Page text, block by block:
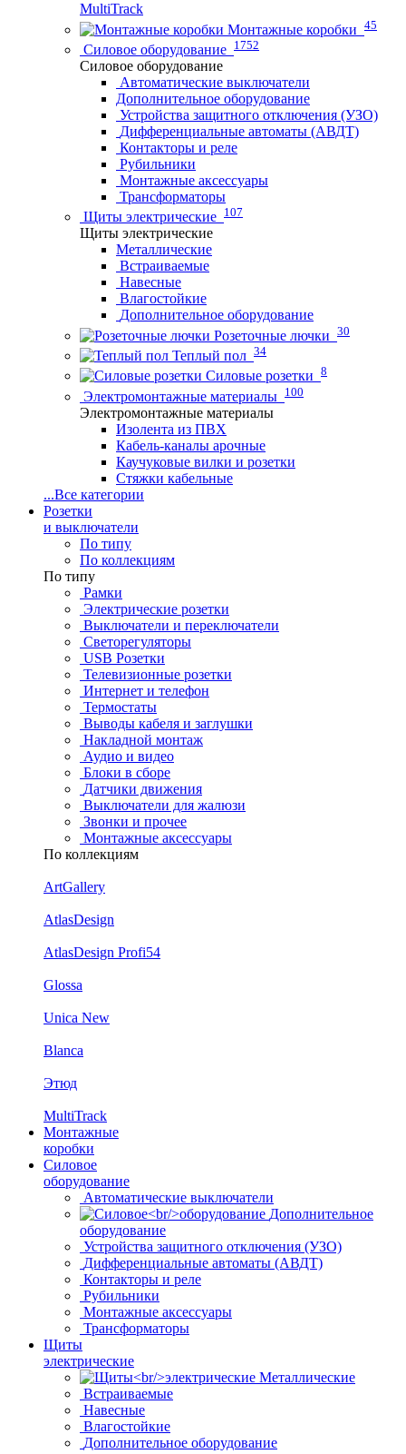
MultiTrack
Монтажные коробки 45
Силовое оборудование 1752
Силовое оборудование
Автоматические выключатели
Дополнительное оборудование
Устройства защитного отключения (УЗО)
Дифференциальные автоматы (АВДТ)
Контакторы и реле
Рубильники
Монтажные аксессуары
Трансформаторы
Щиты электрические 107
Щиты электрические
Металлические
Встраиваемые
Навесные
Влагостойкие
Дополнительное оборудование
Розеточные лючки 30
Теплый пол 34
Силовые розетки 8
Электромонтажные материалы 100
Электромонтажные материалы
Изолента из ПВХ
Кабель-каналы арочные
Каучуковые вилки и розетки
Стяжки кабельные
...Все категории
Розетки
и выключатели
По типу
По коллекциям
По типу
Рамки
Электрические розетки
Выключатели и переключатели
Светорегуляторы
USB Розетки
Телевизионные розетки
Интернет и телефон
Термостаты
Выводы кабеля и заглушки
Накладной монтаж
Аудио и видео
Блоки в сборе
Датчики движения
Выключатели для жалюзи
Звонки и прочее
Монтажные аксессуары
По коллекциям
ArtGallery
AtlasDesign
AtlasDesign Profi54
Glossa
Unica New
Blanca
Этюд
MultiTrack
Монтажные
коробки
Силовое
оборудование
Автоматические выключатели
Дополнительное
оборудование
Устройства защитного отключения (УЗО)
Дифференциальные автоматы (АВДТ)
Контакторы и реле
Рубильники
Монтажные аксессуары
Трансформаторы
Щиты
электрические
Металлические
Встраиваемые
Навесные
Влагостойкие
Дополнительное оборудование